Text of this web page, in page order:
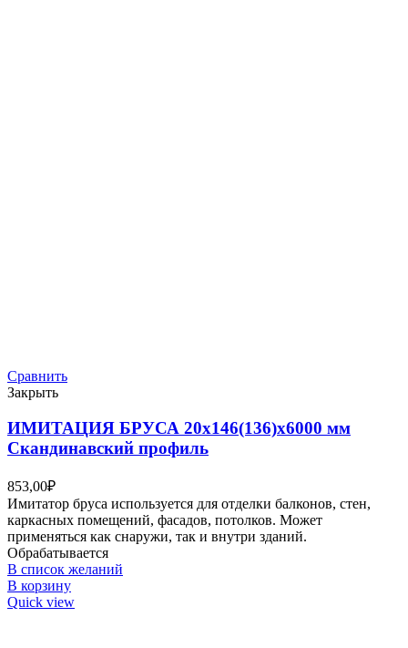
Сравнить
Закрыть
ИМИТАЦИЯ БРУСА 20х146(136)х6000 мм
Скандинавский профиль
853,00₽
Имитатор бруса используется для отделки балконов, стен,
каркасных помещений, фасадов, потолков. Может
применяться как снаружи, так и внутри зданий.
Обрабатывается
В список желаний
В корзину
Quick view